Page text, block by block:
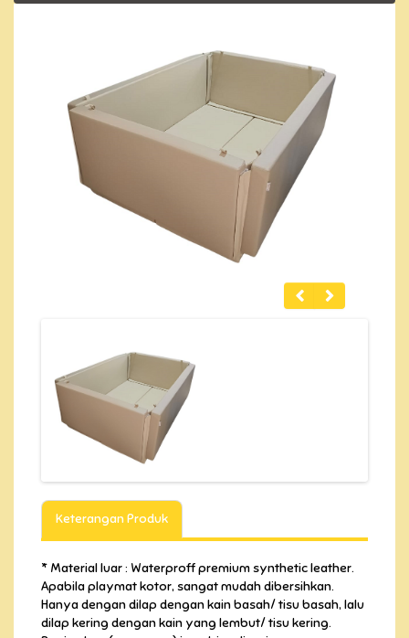
Keterangan Produk
* Material luar : Waterproff premium synthetic leather.
Apabila playmat kotor, sangat mudah dibersihkan.
Hanya dengan dilap dengan kain basah/ tisu basah, lalu
dilap kering dengan kain yang lembut/ tisu kering.